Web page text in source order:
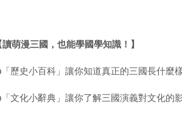
讀萌漫三國，也能學國學知識！】
「歷史小百科」讓你知道真正的三國長什麼
「文化小辭典」讓你了解三國演義對文化的